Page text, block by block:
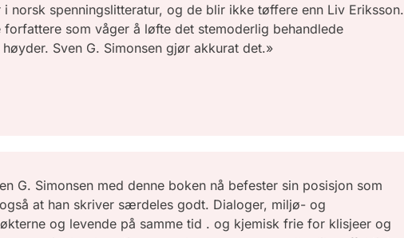
norsk spenningslitteratur, og de blir ikke tøffere enn Liv Eriksson.
forfattere som våger å løfte det stemoderlig behandlede
Sven G. Simonsen gjør akkurat det.»
G. Simonsen med denne boken nå befester sin posisjon som
at han skriver særdeles godt. Dialoger, miljø- og
og levende på samme tid . og kjemisk frie for klisjeer og